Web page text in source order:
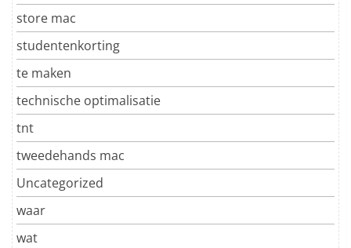
store mac
studentenkorting
te maken
technische optimalisatie
tnt
tweedehands mac
Uncategorized
waar
wat